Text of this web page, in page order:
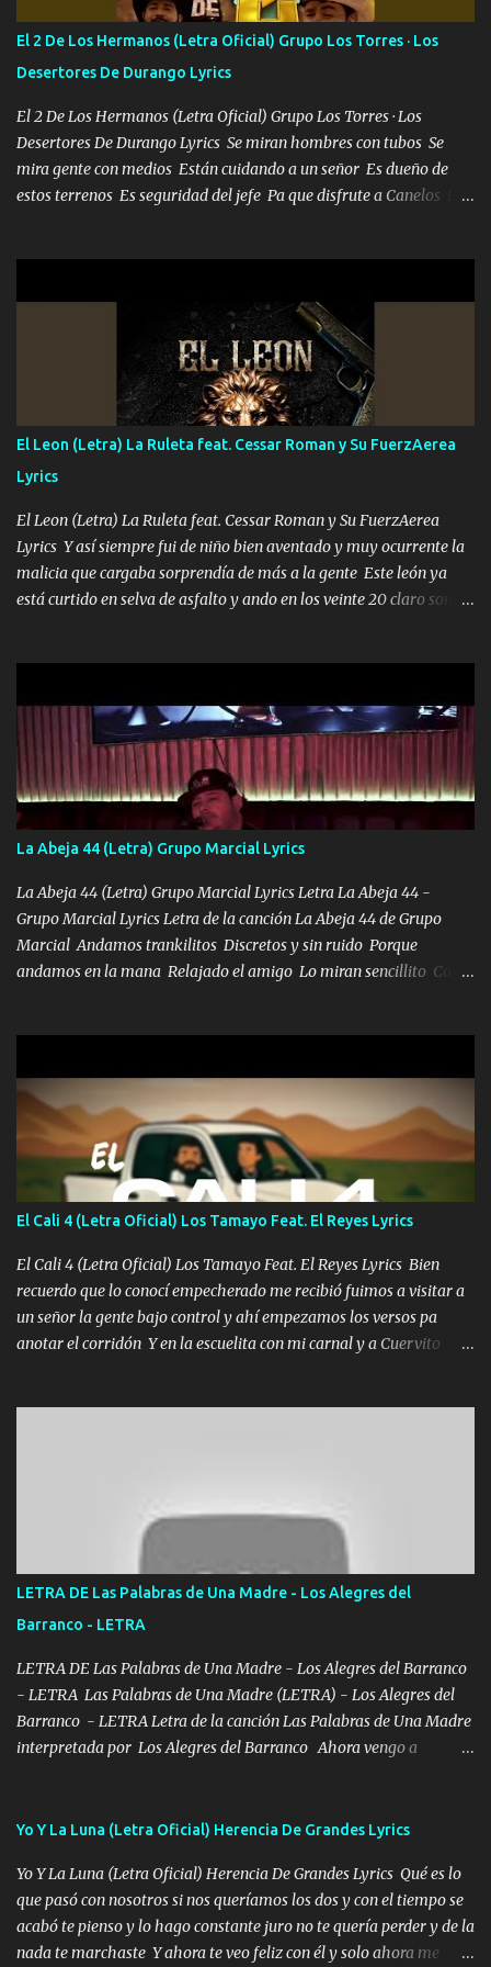
escribiendo y la otra me va a llamar Quiere que vaya a verla y que
la invite a cenar Otras más me están pidiendo que las saque a
bailar Pero es que tengo un par de conciertos más que llenar Se
mueven solo por el interés P...
El 2 De Los Hermanos (Letra Oficial) Grupo Los Torres · Los
Desertores De Durango Lyrics
El 2 De Los Hermanos (Letra Oficial) Grupo Los Torres · Los
Desertores De Durango Lyrics Se miran hombres con tubos Se
mira gente con medios Están cuidando a un señor Es dueño de
estos terrenos Es seguridad del jefe Pa que disfrute a Canelos Es
ni tampoco las mujeres porque es platica de grandes por eso hay
que estar alegres doy las instrucciones para atender los deberes
Música Si es que salta algún problema de confianza tengo gente
ahí está el Hombre Cuarenta y también Pariente 7 arreglan
cualquier problema no más es cuestión que ordené NOS HACE
FALTA UN HERMANO DE CLAVE ERA EL 24 SIEMPRE FUE UN
HOMBRE VALIENTE POR ALGO M'URIÓ PELEAND0 SIEMPRE
VIO POR LA FAMILIA PARA QUE SIGA EL LEGADO Es el DOS de
los HERMANOS un cerebro inteligente y com...
El Leon (Letra) La Ruleta feat. Cessar Roman y Su FuerzAerea
Lyrics
El Leon (Letra) La Ruleta feat. Cessar Roman y Su FuerzAerea
Lyrics Y así siempre fui de niño bien aventado y muy ocurrente la
malicia que cargaba sorprendía de más a la gente Este león ya
está curtido en selva de asfalto y ando en los veinte 20 claro son
pa más pues hay charola les voy a dar hasta topar pues no hay de
otra Música Surcando bien mi camino voy por mi línea no veo a
los lados aquel que no corre vuela no se me duerm voy chicoteado
Ya pasé varias hazañas ya tienen rato que me agarran el colmillo
de este León los estatales no sé esperaron Al tiro esta la PrimiZa
también la nueve que cargo al lado doy la mano al que su amigo y
al traicionero damos pa abajo Y No me paran aquí hay pa más
pues hay charola les voy a dar hasta topar pues no hay de otra...
La Abeja 44 (Letra) Grupo Marcial Lyrics
La Abeja 44 (Letra) Grupo Marcial Lyrics Letra La Abeja 44 -
Grupo Marcial Lyrics Letra de la canción La Abeja 44 de Grupo
Marcial Andamos trankilitos Discretos y sin ruido Porque
andamos en la mana Relajado el amigo Lo miran sencillito Con
coronamos Se jala los marciales Y sus guitarras ya van sonando
Un gallardo me prendo Para agarrar el vuelo y la mente y
tranquilizando Tomense un buen trago Y así es como empezamos
los versos que voy cantando (Music) A vido alta y bajas La carreta
se atora Pero nunca le aflojamos Ya me han pasado cosas Y
aunque ustedes no sepan Pero la vida es muy corta Hay que
echarle chingazos Y seguir trabajando porque nada es...
El Cali 4 (Letra Oficial) Los Tamayo Feat. El Reyes Lyrics
El Cali 4 (Letra Oficial) Los Tamayo Feat. El Reyes Lyrics Bien
recuerdo que lo conocí empecherado me recibió fuimos a visitar a
un señor la gente bajo control y ahí empezamos los versos pa
anotar el corridón Y en la escuelita con mi carnal y a Cuervito
verde se le extraña pa que sepan Aquí Pura GENTE DE LA RANA 🐸
POR CLAVE ES EL CALI 4 EN LA CIUDAD TIJUANA Música Al
tirante andamos mi carnal atento a cualquier necesidad no porque
se ve limpio el camino nos confiamos al andar y nunca con la
misma piedra me vuelvo a tropezar Cuando ando de enamorado
en corto me tiró a per...
LETRA DE Las Palabras de Una Madre - Los Alegres del
Barranco - LETRA
LETRA DE Las Palabras de Una Madre - Los Alegres del Barranco
- LETRA Las Palabras de Una Madre (LETRA) - Los Alegres del
Barranco - LETRA Letra de la canción Las Palabras de Una Madre
interpretada por Los Alegres del Barranco Ahora vengo a
viento a su hijo y aunque ahora ya este con Dios el destino así lo
seguiré esperando hasta volvernos a vernos El recuerdo que yo
tengo de mi mente no se va, en mi corazón me llevo lo mismo que
tu papá, a veces me pongo triste porque no puedo mirarte, mas se
que tu me escuchas porque tu eres mi gran ángel, El desespero me
Yo Y La Luna (Letra Oficial) Herencia De Grandes Lyrics
Yo Y La Luna (Letra Oficial) Herencia De Grandes Lyrics Qué es lo
que pasó con nosotros si nos queríamos los dos y con el tiempo se
acabó te pienso y lo hago constante juro no te quería perder y de la
nada te marchaste Y ahora te veo feliz con él y solo ahora me